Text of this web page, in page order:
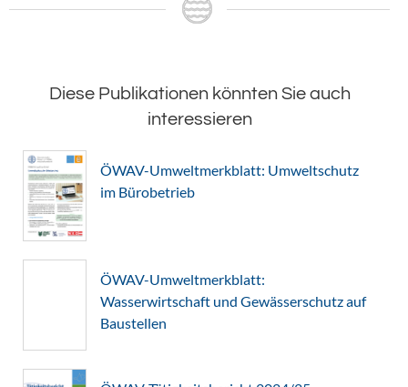
Diese Publikationen könnten Sie auch
interessieren
ÖWAV-Umweltmerkblatt: Umweltschutz
im Bürobetrieb
ÖWAV-Umweltmerkblatt:
Wasserwirtschaft und Gewässerschutz auf
Baustellen